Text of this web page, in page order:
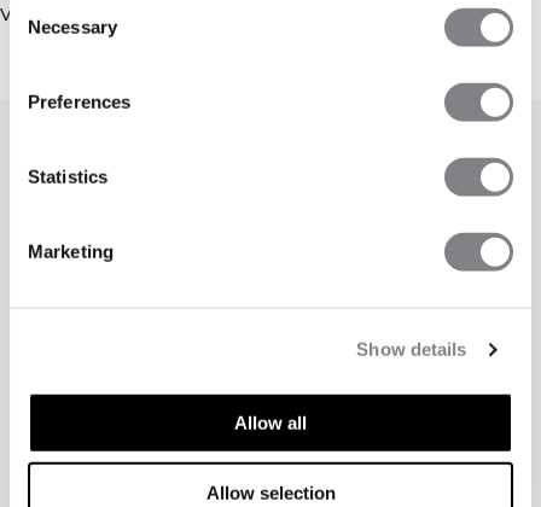
Selection
Necessary
Preferences
Statistics
Marketing
Show details
Allow all
Allow selection
Vergelijkbare producten